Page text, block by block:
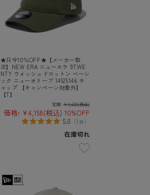
★只今10％OFF★【メーカー取
次】NEW ERA ニューエラ 9TWE
NTY ウォッシュドコットン ベーシ
ック ニューオリーブ 14525146 キ
ャップ 【キャンペーン対象外】
【T】
定価: ¥4,620(税込)
価格: ¥4,158(税込) 10%OFF
5.0 （1件）
在庫切れ